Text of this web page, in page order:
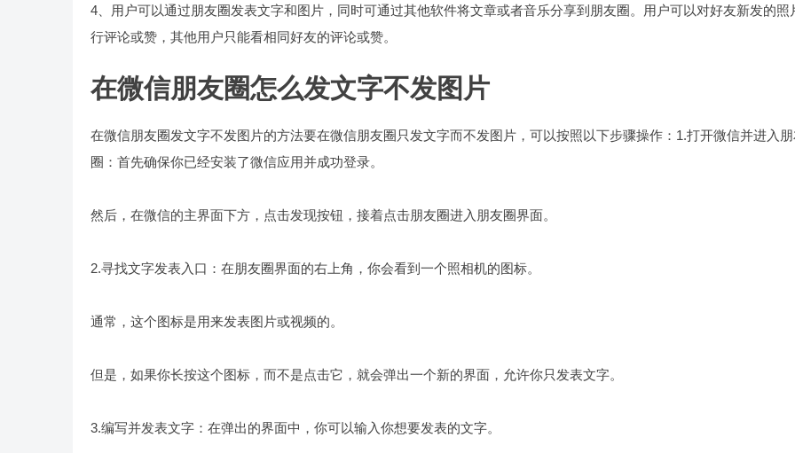
4、用户可以通过朋友圈发表文字和图片，同时可通过其他软件将文章或者音乐分享到朋友圈。用户可以对好友新发的照
行评论或赞，其他用户只能看相同好友的评论或赞。
在微信朋友圈怎么发文字不发图片
在微信朋友圈发文字不发图片的方法要在微信朋友圈只发文字而不发图片，可以按照以下步骤操作：1.打开微信并进入
圈：首先确保你已经安装了微信应用并成功登录。
然后，在微信的主界面下方，点击发现按钮，接着点击朋友圈进入朋友圈界面。
2.寻找文字发表入口：在朋友圈界面的右上角，你会看到一个照相机的图标。
通常，这个图标是用来发表图片或视频的。
但是，如果你长按这个图标，而不是点击它，就会弹出一个新的界面，允许你只发表文字。
3.编写并发表文字：在弹出的界面中，你可以输入你想要发表的文字。